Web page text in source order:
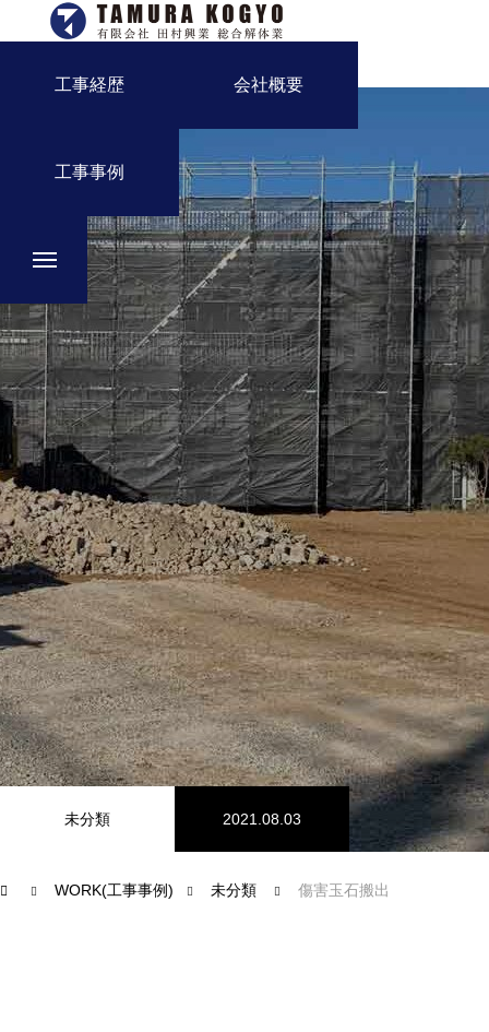
工事経歴 会社概要
工事事例
事業内容
会社概要
工事事例
事業内容 工事経歴 会社概要 工事事例
未分類 2021.08.03
WORK(工事事例) 未分類 傷害玉石搬出